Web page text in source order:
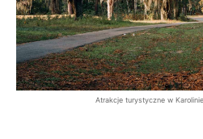
Atrakcje turystyczne w